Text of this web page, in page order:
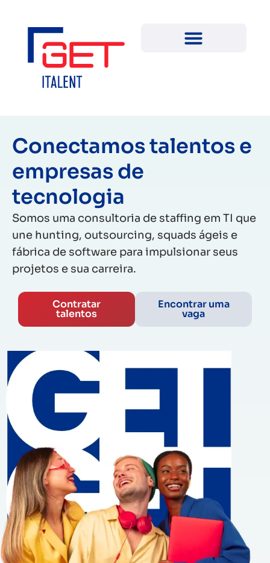
Conectamos talentos e
empresas de
tecnologia
Somos uma consultoria de staffing em TI que
une hunting, outsourcing, squads ágeis e
fábrica de software para impulsionar seus
projetos e sua carreira.
Contratar
talentos
Encontrar uma
vaga